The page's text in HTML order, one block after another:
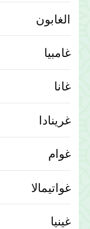
الغابون
غامبيا
غانا
غرينادا
غوام
غواتيمالا
غينيا